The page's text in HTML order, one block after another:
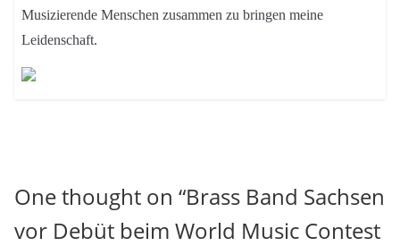
Musizierende Menschen zusammen zu bringen meine
Leidenschaft.
One thought on “Brass Band Sachsen
vor Debüt beim World Music Contest